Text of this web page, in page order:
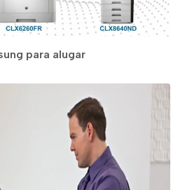
para alugar